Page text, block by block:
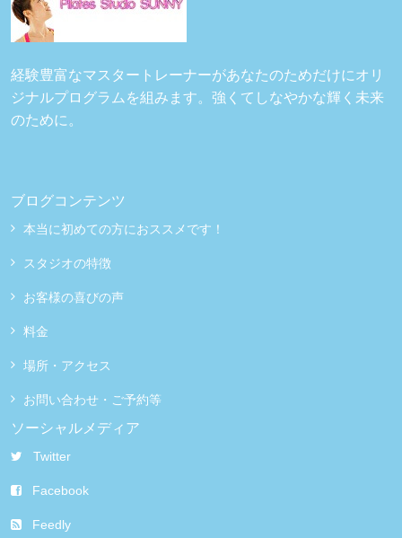
経験豊富なマスタートレーナーがあなたのためだけにオリ
ジナルプログラムを組みます。強くてしなやかな輝く未来
のために。
ブログコンテンツ
本当に初めての方におススメです！
スタジオの特徴
お客様の喜びの声
料金
場所・アクセス
お問い合わせ・ご予約等
ソーシャルメディア
Twitter
Facebook
Feedly